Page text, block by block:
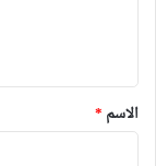
*
الاسم *